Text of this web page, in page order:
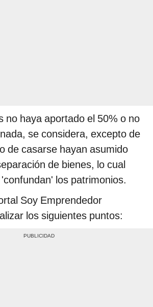
no haya aportado el 50% o no
se considera, excepto de
de casarse hayan asumido
de bienes, lo cual
los patrimonios.
Soy Emprendedor
los siguientes puntos: